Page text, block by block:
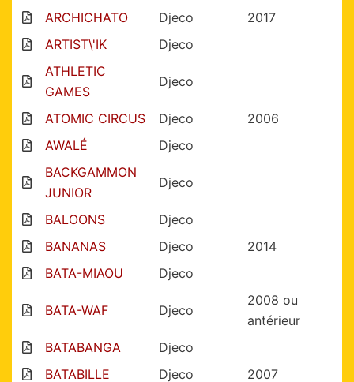
ARCHICHATO
Djeco
2017
ARTIST\'IK
Djeco
ATHLETIC
GAMES
Djeco
ATOMIC CIRCUS Djeco
2006
AWALÉ
Djeco
BACKGAMMON
JUNIOR
Djeco
BALOONS
Djeco
BANANAS
Djeco
2014
BATA-MIAOU
Djeco
BATA-WAF Djeco
2008 ou
antérieur
BATABANGA
Djeco
BATABILLE
Djeco
2007